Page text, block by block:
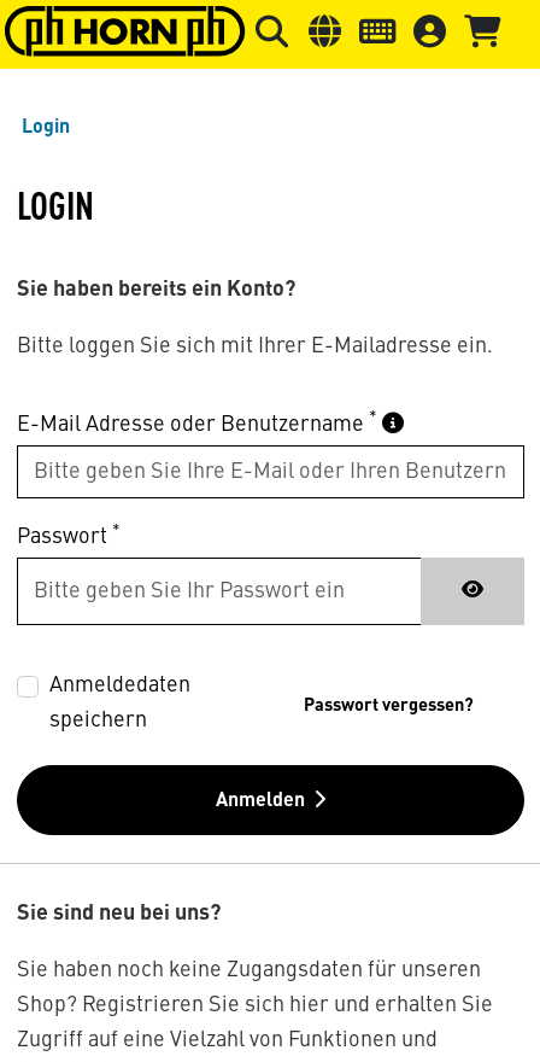
Springe zu Hauptinhalt Springe zum Header Springe
Login
LOGIN
Sie haben bereits ein Konto?
Bitte loggen Sie sich mit Ihrer E-Mailadresse ein.
E-Mail Adresse oder Benutzername *
Passwort *
Anmeldedaten
speichern
Passwort vergessen?
Anmelden
Sie sind neu bei uns?
Sie haben noch keine Zugangsdaten für unseren
Shop? Registrieren Sie sich hier und erhalten Sie
Zugriff auf eine Vielzahl von Funktionen und